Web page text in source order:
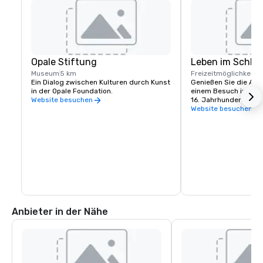
Opale Stiftung
Museum 5 km
Ein Dialog zwischen Kulturen durch Kunst
in der Opale Foundation.
Website besuchen
Leben im
Freizeitmöglichkeiten
Genießen Sie die
einem Besuch in
16. Jahrhundert.
Website besuchen
Anbieter in der Nähe